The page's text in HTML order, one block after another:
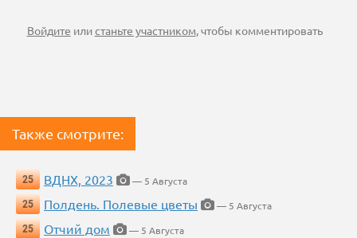
Войдите илистаньте участником, чтобы комментировать
Также смотрите:
25 ВДНХ, 2023
— 5 Августа
25
Полдень. Полевые цветы
— 5 Августа
25
Отчий дом
— 5 Августа